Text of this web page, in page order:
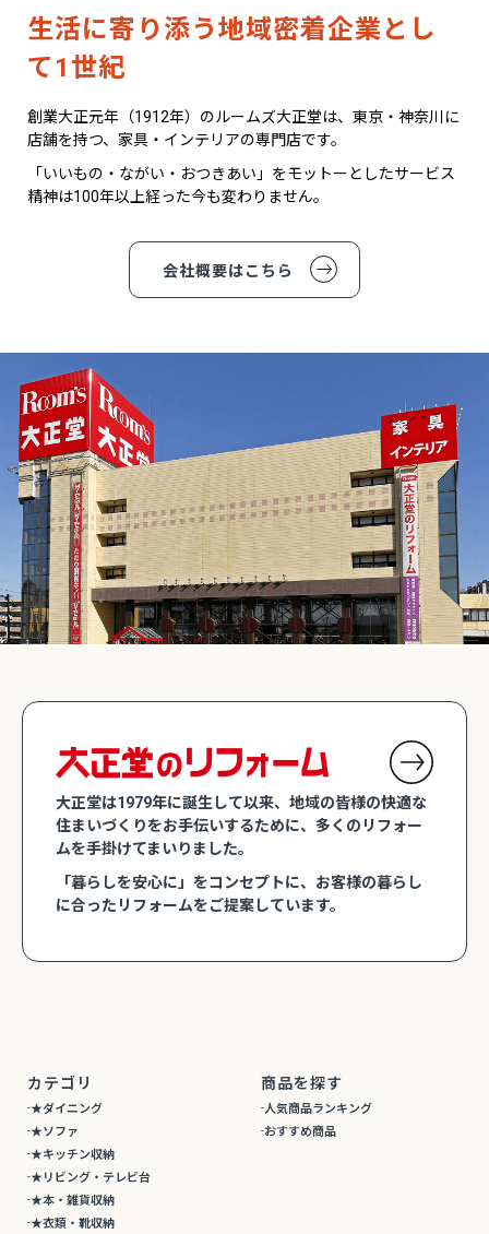
生活に寄り添う地域密着企業とし
て1世紀
創業大正元年（1912年）のルームズ大正堂は、東京・神奈川に
店舗を持つ、家具・インテリアの専門店です。
「いいもの・ながい・おつきあい」をモットーとしたサービス
精神は100年以上経った今も変わりません。
会社概要はこちら
大正堂は1979年に誕生して以来、地域の皆様の快適な
住まいづくりをお手伝いするために、多くのリフォー
ムを手掛けてまいりました。
「暮らしを安心に」をコンセプトに、お客様の暮らし
に合ったリフォームをご提案しています。
カテゴリ
★ダイニング
★ソファ
★キッチン収納
★リビング・テレビ台
★本・雑貨収納
★衣類・靴収納
商品を探す
人気商品ランキング
おすすめ商品